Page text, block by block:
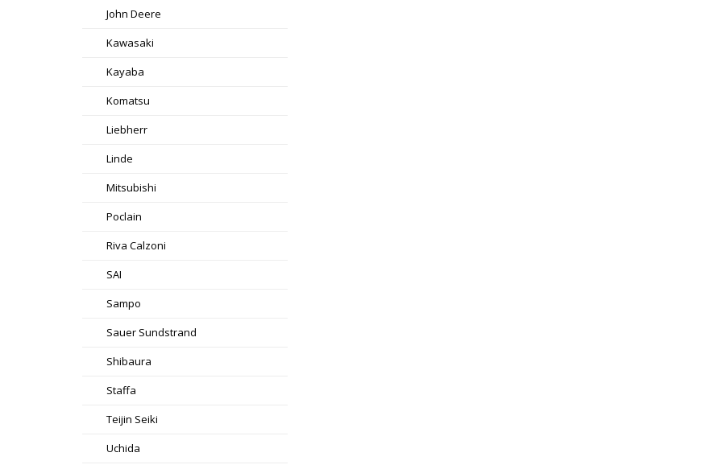
John Deere
Kawasaki
Kayaba
Komatsu
Liebherr
Linde
Mitsubishi
Poclain
Riva Calzoni
SAI
Sampo
Sauer Sundstrand
Shibaura
Staffa
Teijin Seiki
Uchida